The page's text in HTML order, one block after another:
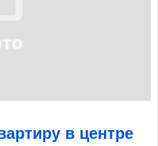
в центре